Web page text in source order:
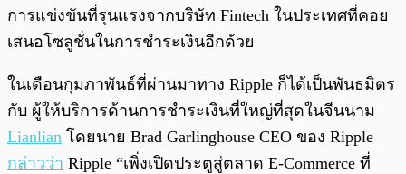
การแข่งขันที่รุนแรงจากบริษัท Fintech ในประเทศที่คอย
เสนอโซลูชั่นในการชำระเงินอีกด้วย
ในเดือนกุมภาพันธ์ที่ผ่านมาทาง Ripple ก็ได้เป็นพันธมิตร
กับ ผู้ให้บริการด้านการชำระเงินที่ใหญ่ที่สุดในจีนนาม
Lianlian โดยนาย Brad Garlinghouse CEO ของ Ripple
กล่าวว่า Ripple “เพิ่งเปิดประตูสู่ตลาด E-Commerce ที่